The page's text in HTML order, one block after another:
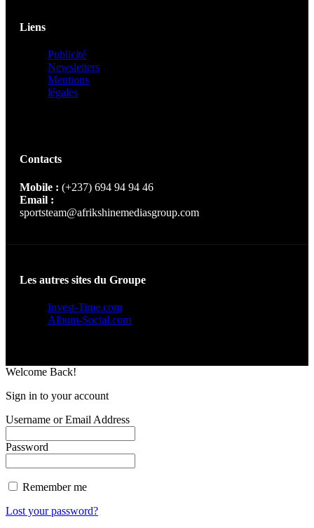
Liens
Publicité
Newsletters
Mentions
légales
Contacts
Mobile : (+237) 694 94 94 46
Email :
sportsteam@afrikshinemediasgroup.com
Les autres sites du Groupe
Invest-Time.com
Album-Social.com
Welcome Back!
Sign in to your account
Username or Email Address
Password
Remember me
Lost your password?